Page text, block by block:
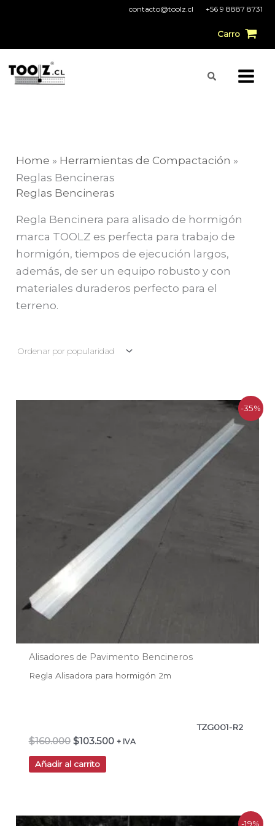
contacto@toolz.cl +56 9 8887 8731
Carro
Buscar
Home » Herramientas de Compactación »
Reglas Bencineras
Reglas Bencineras
Regla Bencinera para alisado de hormigón
marca TOOLZ es perfecta para trabajo de
hormigón, tiempos de ejecución largos,
además, de ser un equipo robusto y con
materiales duraderos perfecto para el
terreno.
-35%
Alisadores de Pavimento Bencineros
Regla Alisadora para hormigón 2m
TZG001-R2
$160.000 $103.500 + IVA
Añadir al carrito
-19%
El